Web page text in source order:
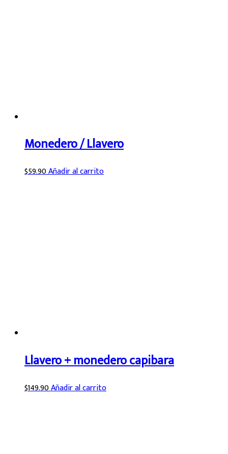
Monedero / Llavero
$59.90Añadir al carrito
Llavero + monedero capibara
$149.90Añadir al carrito